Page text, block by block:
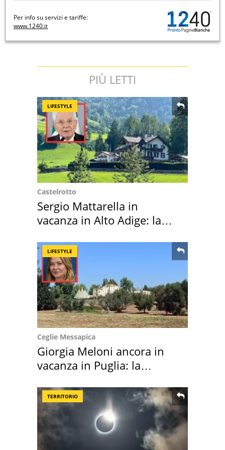
Per info su servizi e tariffe:
www.1240.it
PIÙ LETTI
LIFESTYLE
Castelrotto
Sergio Mattarella in
vacanza in Alto Adige: la
LIFESTYLE
Ceglie Messapica
Giorgia Meloni ancora in
vacanza in Puglia: la
TERRITORIO